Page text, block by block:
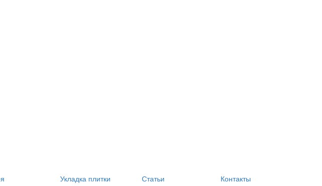
Укладка плитки Статьи Контакты